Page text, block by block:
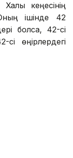
кеңесінің
ішінде 42
болса, 42-сі
сі өңірлердегі